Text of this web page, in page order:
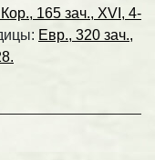
165 зач., XVI, 4-
Евр., 320 зач.,